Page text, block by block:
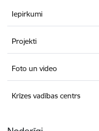
Iepirkumi
Projekti
Foto un video
Krīzes vadības centrs